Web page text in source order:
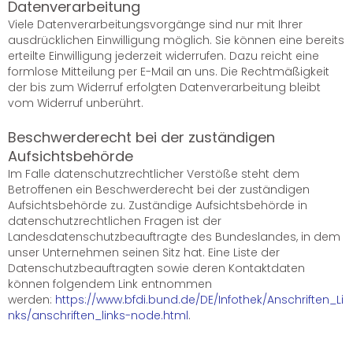
Datenverarbeitung
Viele Datenverarbeitungsvorgänge sind nur mit Ihrer
ausdrücklichen Einwilligung möglich. Sie können eine bereits
erteilte Einwilligung jederzeit widerrufen. Dazu reicht eine
formlose Mitteilung per E-Mail an uns. Die Rechtmäßigkeit
der bis zum Widerruf erfolgten Datenverarbeitung bleibt
vom Widerruf unberührt.
Beschwerderecht bei der zuständigen
Aufsichtsbehörde
Im Falle datenschutzrechtlicher Verstöße steht dem
Betroffenen ein Beschwerderecht bei der zuständigen
Aufsichtsbehörde zu. Zuständige Aufsichtsbehörde in
datenschutzrechtlichen Fragen ist der
Landesdatenschutzbeauftragte des Bundeslandes, in dem
unser Unternehmen seinen Sitz hat. Eine Liste der
Datenschutzbeauftragten sowie deren Kontaktdaten
können folgendem Link entnommen
werden: https://www.bfdi.bund.de/DE/Infothek/Anschriften_Li
nks/anschriften_links-node.html.